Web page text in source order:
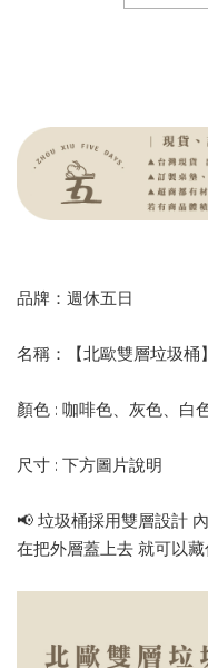
品牌：週休五日
名稱：【北歐雙層垃圾桶】
顏色 : 咖啡色、灰色、白
尺寸 : 下方圖片說明
📢 垃圾桶採用雙層設計
在把外層蓋上去 就可以